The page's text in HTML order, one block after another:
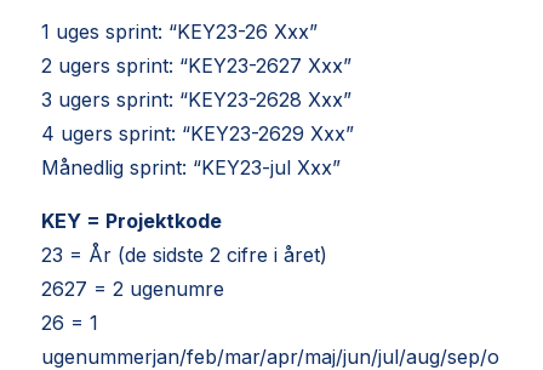
1 uges sprint: “KEY23-26 Xxx”
2 ugers sprint: “KEY23-2627 Xxx”
3 ugers sprint: “KEY23-2628 Xxx”
4 ugers sprint: “KEY23-2629 Xxx”
Månedlig sprint: “KEY23-jul Xxx”
KEY = Projektkode
23 = År (de sidste 2 cifre i året)
2627 = 2 ugenumre
26 = 1
ugenummerjan/feb/mar/apr/maj/jun/jul/aug/sep/o